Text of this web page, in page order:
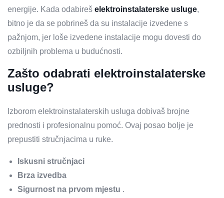
energije. Kada odabireš elektroinstalaterske usluge,
bitno je da se pobrineš da su instalacije izvedene s
pažnjom, jer loše izvedene instalacije mogu dovesti do
ozbiljnih problema u budućnosti.
Zašto odabrati elektroinstalaterske
usluge?
Izborom elektroinstalaterskih usluga dobivaš brojne
prednosti i profesionalnu pomoć. Ovaj posao bolje je
prepustiti stručnjacima u ruke.
Iskusni stručnjaci
Brza izvedba
Sigurnost na prvom mjestu .